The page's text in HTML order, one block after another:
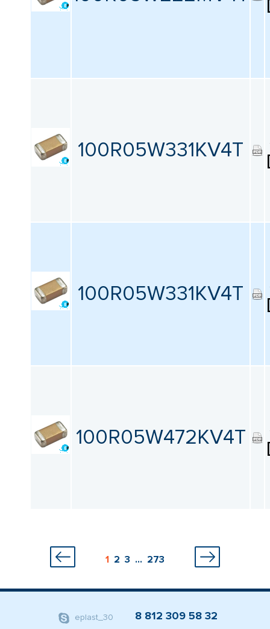
100R05W331KV4T
100R05W331KV4T
100R05W472KV4T
1 2 3 ... 273
eplast_30 8 812 309 58 32